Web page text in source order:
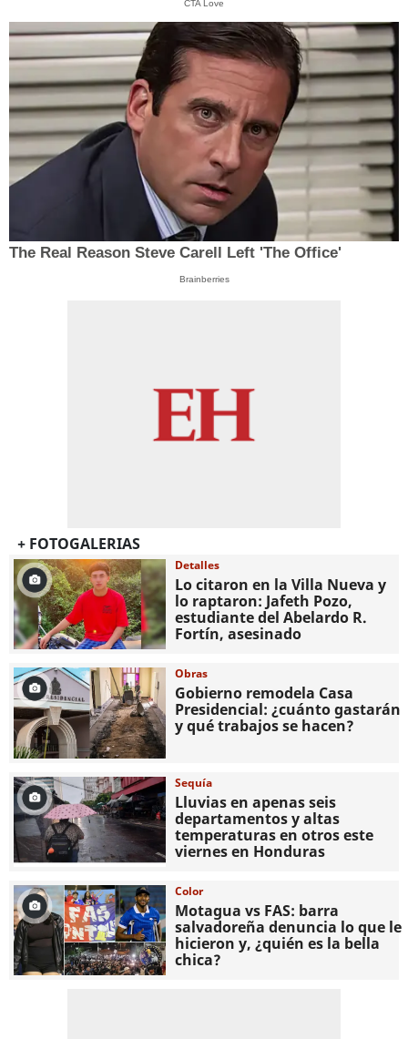
CTA Love
The Real Reason Steve Carell Left 'The Office'
Brainberries
+ FOTOGALERIAS
Detalles
Lo citaron en la Villa Nueva y
lo raptaron: Jafeth Pozo,
estudiante del Abelardo R.
Fortín, asesinado
Obras
Gobierno remodela Casa
Presidencial: ¿cuánto gastarán
y qué trabajos se hacen?
Sequía
Lluvias en apenas seis
departamentos y altas
temperaturas en otros este
viernes en Honduras
Color
Motagua vs FAS: barra
salvadoreña denuncia lo que le
hicieron y, ¿quién es la bella
chica?